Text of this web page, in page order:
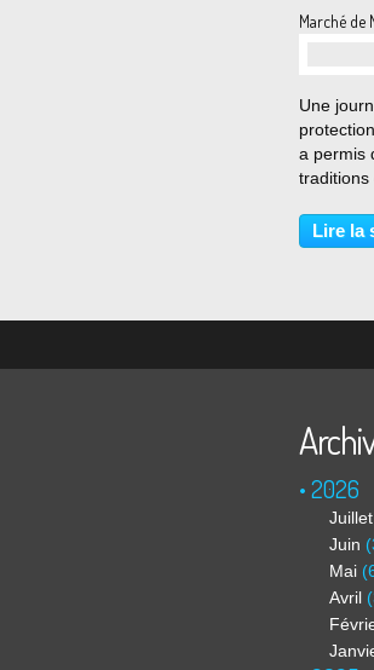
Marché de
Une
a permis
traditions
Du
quelques
Lire la
2026
Juillet
Juin
Mai
Avril